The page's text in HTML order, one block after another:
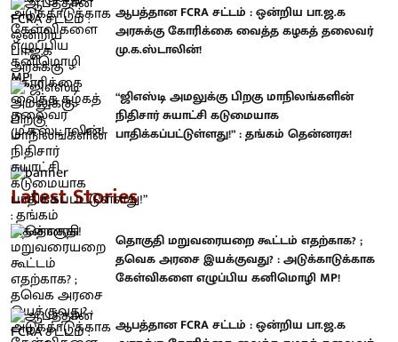
ஆபத்தான FCRA சட்டம் : ஒன்றிய பா.ஜ.க
அரசுக்கு கோரிக்கை வைத்த கழகத் தலைவர்
மு.க.ஸ்டாலின்!
“ஜிஎஸ்டி அமலுக்கு பிறகு மாநிலங்களின்
நிதிசார் சுயாட்சி கடுமையாக
பாதிக்கப்பட்டுள்ளது!” : தங்கம் தென்னரசு!
Latest Stories
தொகுதி மறுவரையறை கூட்டம் எதற்காக? ;
தவெக அரசை இயக்குவது? : அடுக்காடுக்காக
கேள்விகளை எழுப்பிய கனிமொழி MP!
ஆபத்தான FCRA சட்டம் : ஒன்றிய பா.ஜ.க